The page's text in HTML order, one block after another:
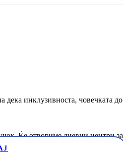
инклузивноста, човечката
Ќе отвориме дневни центри
Лабудовиќ.